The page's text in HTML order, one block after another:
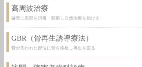
高周波治療
確実に患部を消毒・殺菌し自然治療を助ける
GBR（骨再生誘導療法）
骨が失われた部位に骨を移植し再生を図る